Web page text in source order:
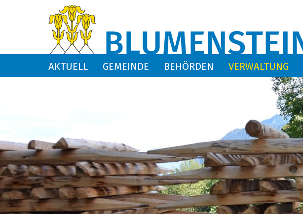
AKTUELL GEMEINDE BEHÖRDEN VERWALTUNG